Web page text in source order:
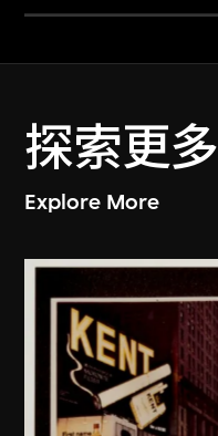
探索更多
Explore More